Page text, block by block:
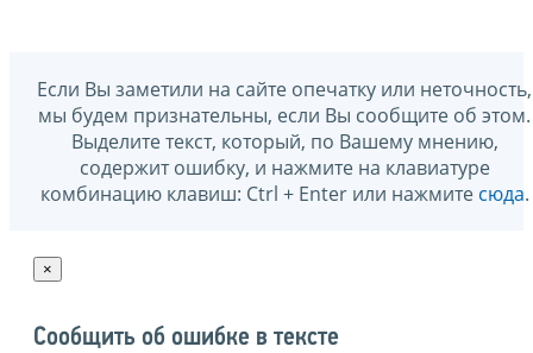
Если Вы заметили на сайте опечатку или неточность,
мы будем признательны, если Вы сообщите об этом.
Выделите текст, который, по Вашему мнению,
содержит ошибку, и нажмите на клавиатуре
комбинацию клавиш: Ctrl + Enter или нажмите сюда.
×
Сообщить об ошибке в тексте